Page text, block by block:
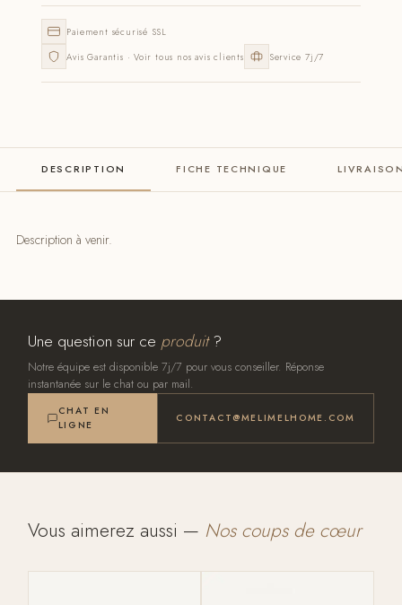
Paiement sécurisé SSL
Avis Garantis · Voir tous nos avis clients
Service 7j/7
DESCRIPTION FICHE TECHNIQUE
Description à venir.
Une question sur ce produit?
Notre équipe est disponible 7j/7 pour vous conseiller. Réponse
instantanée sur le chat ou par mail.
CHAT EN
LIGNE
CONTACT@MELIMELHOME.COM
Vous aimerez aussi — Nos coups de cœur